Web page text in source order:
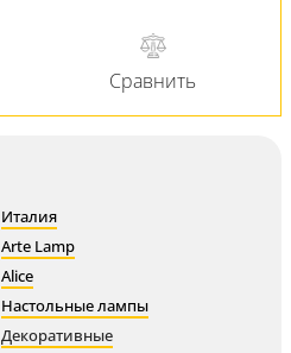
Италия
Arte Lamp
Alice
Настольные лампы
Декоративные